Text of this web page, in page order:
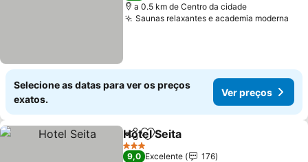
a 0.5 km de Centro da cidade
Saunas relaxantes e academia moderna
Selecione as datas para ver os preços
exatos.
Ver preços
PartilharAdicionar aos favoritos
Hotel Seita
3 Estrelas
9,0 Excelente
176